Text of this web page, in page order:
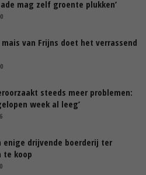
mag zelf groente plukken’
van Frijns doet het verrassend
steeds meer problemen:
week al leeg’
enige drijvende boerderij ter
te koop